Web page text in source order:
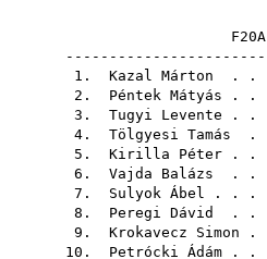
1. Kazal Márton . .
2. Péntek Mátyás . .
3. Tugyi Levente . .
4. Tölgyesi Tamás .
5. Kirilla Péter . .
6. Vajda Balázs . .
7. Sulyok Ábel . . .
8. Peregi Dávid . .
9. Krokavecz Simon .
10. Petrócki Ádám . .